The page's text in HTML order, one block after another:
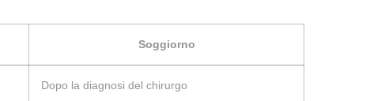
Soggiorno
Dopo la diagnosi del chirurgo